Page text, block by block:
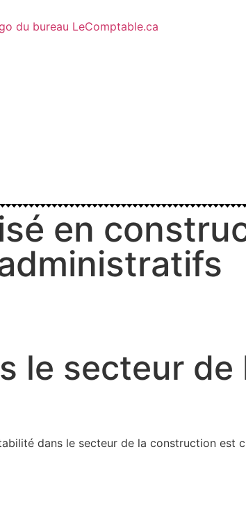
en
le secteur
dans le secteur de la construction est